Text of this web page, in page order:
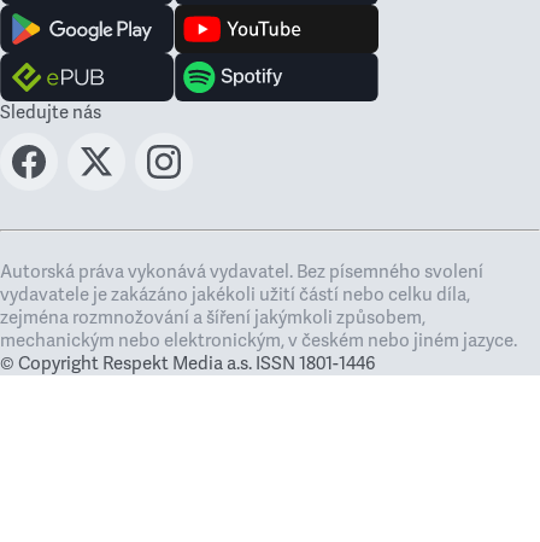
Sledujte nás
Autorská práva vykonává vydavatel. Bez písemného svolení
vydavatele je zakázáno jakékoli užití částí nebo celku díla,
zejména rozmnožování a šíření jakýmkoli způsobem,
mechanickým nebo elektronickým, v českém nebo jiném jazyce.
© Copyright Respekt Media a.s. ISSN 1801-1446